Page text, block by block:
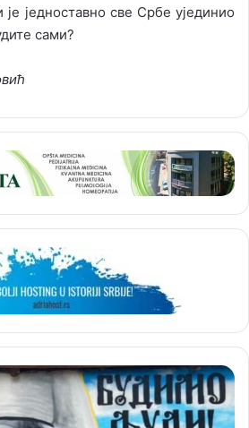
је једноставно све Србе ујединио
сами?